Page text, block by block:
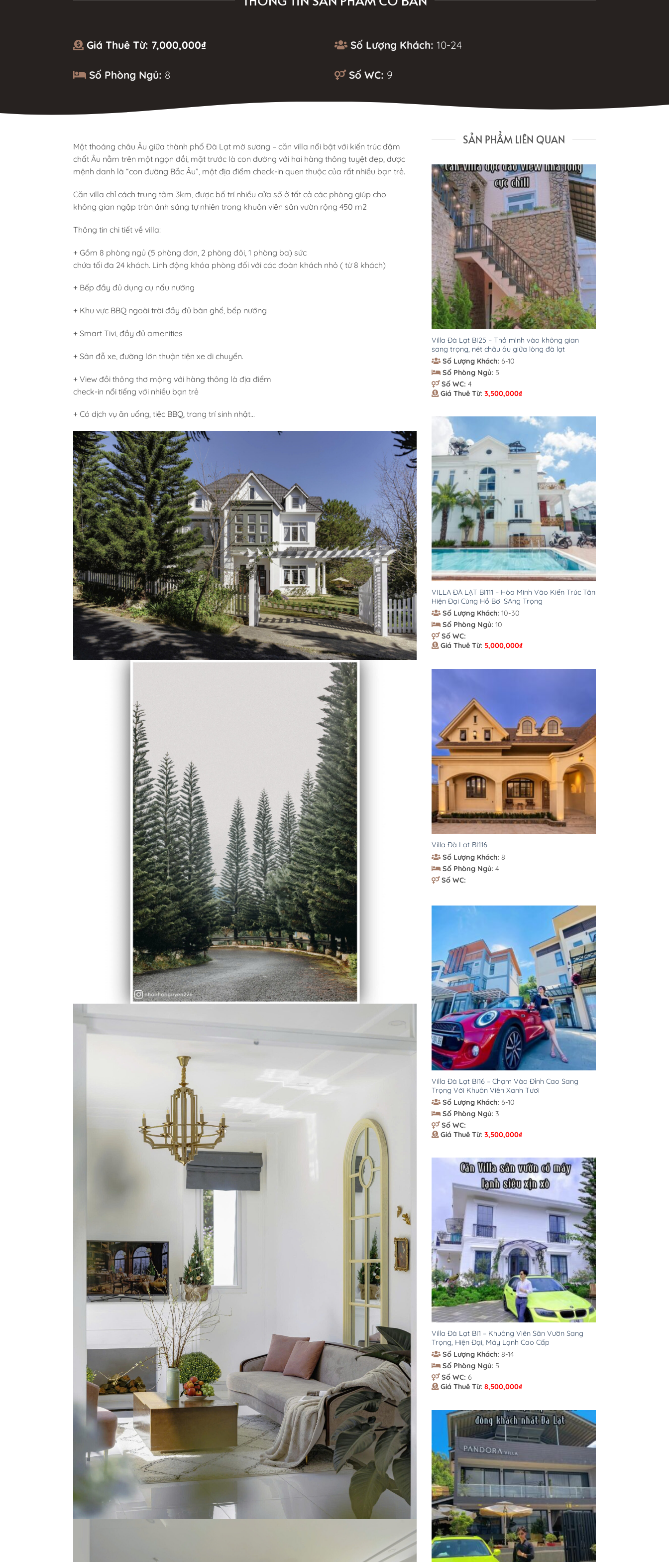
Giá Thuê Từ: 7,000,000₫ Số Lượng Khách: 10-24
Số Phòng Ngủ: 8 Số WC: 9
Một thoáng châu Âu giữa thành phố Đà Lạt mờ sương – căn villa nổi bật với kiến trúc đậm
chất Âu nằm trên một ngọn đồi, mặt trước là con đường với hai hàng thông tuyệt đẹp, được
mệnh danh là “con đường Bắc Âu”, một địa điểm check-in quen thuộc của rất nhiều bạn trẻ.
Căn villa chỉ cách trung tâm 3km, được bố trí nhiều cửa sổ ở tất cả các phòng giúp cho
không gian ngập tràn ánh sáng tự nhiên trong khuôn viên sân vườn rộng 450 m2
Thông tin chi tiết về villa:
+ Gồm 8 phòng ngủ (5 phòng đơn, 2 phòng đôi, 1 phòng ba) sức
chứa tối đa 24 khách. Linh động khóa phòng đối với các đoàn khách nhỏ ( từ 8 khách)
+ Bếp đầy đủ dụng cụ nấu nướng
+ Khu vực BBQ ngoài trời đầy đủ bàn ghế, bếp nướng
+ Smart Tivi, đầy đủ amenities
+ Sân đỗ xe, đường lớn thuận tiện xe di chuyển.
+ View đồi thông thơ mộng với hàng thông là địa điểm
check-in nổi tiếng với nhiều bạn trẻ
+ Có dịch vụ ăn uống, tiệc BBQ, trang trí sinh nhật…
SẢN PHẨM LIÊN QUAN
Villa Đà Lạt BI25 – Thả mình vào không gian
sang trọng, nét châu âu giữa lòng đà lạt
Số Lượng Khách: 6-10
Số Phòng Ngủ: 5
Số WC: 4
Giá Thuê Từ: 3,500,000₫
VILLA ĐÀ LẠT BI111 – Hòa Mình Vào Kiến Trúc Tân
Hiện Đại Cùng Hồ Bơi SAng Trọng
Số Lượng Khách: 10-30
Số Phòng Ngủ: 10
Số WC:
Giá Thuê Từ: 5,000,000₫
Villa Đà Lạt BI116
Số Lượng Khách: 8
Số Phòng Ngủ: 4
Số WC:
Villa Đà Lạt BI16 – Chạm Vào Đỉnh Cao Sang
Trọng Với Khuôn Viên Xanh Tươi
Số Lượng Khách: 6-10
Số Phòng Ngủ: 3
Số WC:
Giá Thuê Từ: 3,500,000₫
Villa Đà Lạt BI1 – Khuông Viên Sân Vườn Sang
Trọng, Hiện Đại, Máy Lạnh Cao Cấp
Số Lượng Khách: 8-14
Số Phòng Ngủ: 5
Số WC: 6
Giá Thuê Từ: 8,500,000₫